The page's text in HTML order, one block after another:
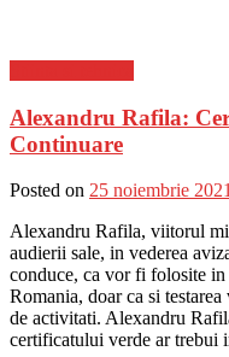
Alexandru Rafila:
Continuare
Posted on 25 noiembrie 2021
Alexandru Rafila, viitorul
audierii sale, in vederea
conduce, ca vor fi folosite
Romania, doar ca si
de activitati. Alexandru
certificatului verde ar